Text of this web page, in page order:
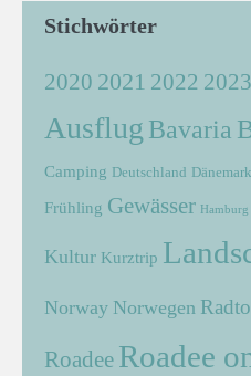
Stichwörter
2020 2021 2022 2023
Ausflug Bavaria
Camping Deutschland Dänemark
Frühling Gewässer Hamburg
Kultur Kurztrip
Norway Norwegen
Roadee Roadee